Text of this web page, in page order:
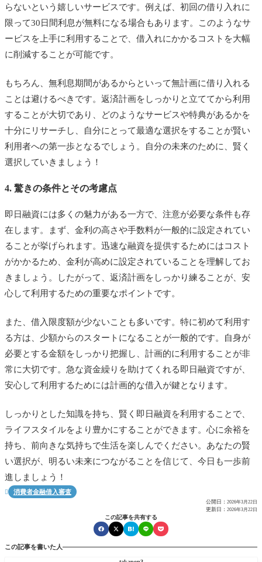
らないという嬉しいサービスです。例えば、初回の借り入れに
限って30日間利息が無料になる場合もあります。このようなサ
ービスを上手に利用することで、借入れにかかるコストを大幅
に削減することが可能です。
もちろん、無利息期間があるからといって無計画に借り入れる
ことは避けるべきです。返済計画をしっかりと立ててから利用
することが大切であり、どのようなサービスや特典があるかを
十分にリサーチし、自分にとって最適な選択をすることが賢い
利用者への第一歩となるでしょう。自分の未来のために、賢く
選択していきましょう！
4. 驚きの条件とその考慮点
即日融資には多くの魅力がある一方で、注意が必要な条件も存
在します。まず、金利の高さや手数料が一般的に設定されてい
ることが挙げられます。迅速な融資を提供するためにはコスト
がかかるため、金利が高めに設定されていることを理解してお
きましょう。したがって、返済計画をしっかり練ることが、安
心して利用するための重要なポイントです。
また、借入限度額が少ないことも多いです。特に初めて利用す
る方は、少額からのスタートになることが一般的です。自身が
必要とする金額をしっかり把握し、計画的に利用することが非
常に大切です。急な資金繰りを助けてくれる即日融資ですが、
安心して利用するためには計画的な借入が鍵となります。
しっかりとした知識を持ち、賢く即日融資を利用することで、
ライフスタイルをより豊かにすることができます。心に余裕を
持ち、前向きな気持ちで生活を楽しんでください。あなたの賢
い選択が、明るい未来につながることを信じて、今日も一歩前
進しましょう！
 消費者金融借入審査
公開日： 2026年3月22日
更新日： 2026年3月22日
この記事を共有する
この記事を書いた人